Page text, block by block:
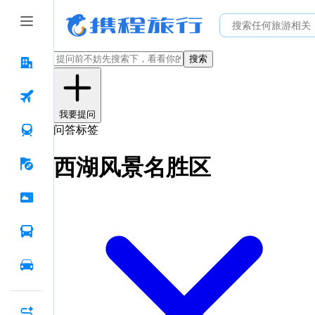
搜索
我要提问
问答标签
西湖风景名胜区